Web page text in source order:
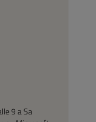
9 a Sa